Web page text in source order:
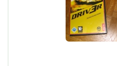
Mit Email
Google